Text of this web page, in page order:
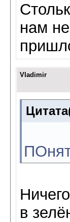
нам
Vladimir
в